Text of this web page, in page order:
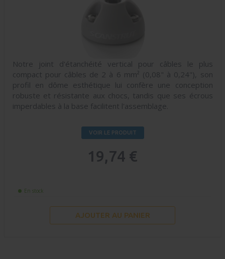
Notre joint d'étanchéité vertical pour câbles le plus
compact pour câbles de 2 à 6 mm² (0,08" à 0,24"), son
profil en dôme esthétique lui confère une conception
robuste et résistante aux chocs, tandis que ses écrous
imperdables à la base facilitent l'assemblage.
VOIR LE PRODUIT
19,74 €
En stock
AJOUTER AU PANIER